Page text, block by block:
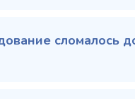
сломалось